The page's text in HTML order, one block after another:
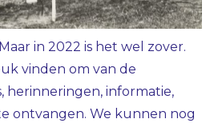
in 2022 is het wel zover.
vinden om van de
herinneringen, informatie,
ontvangen. We kunnen nog